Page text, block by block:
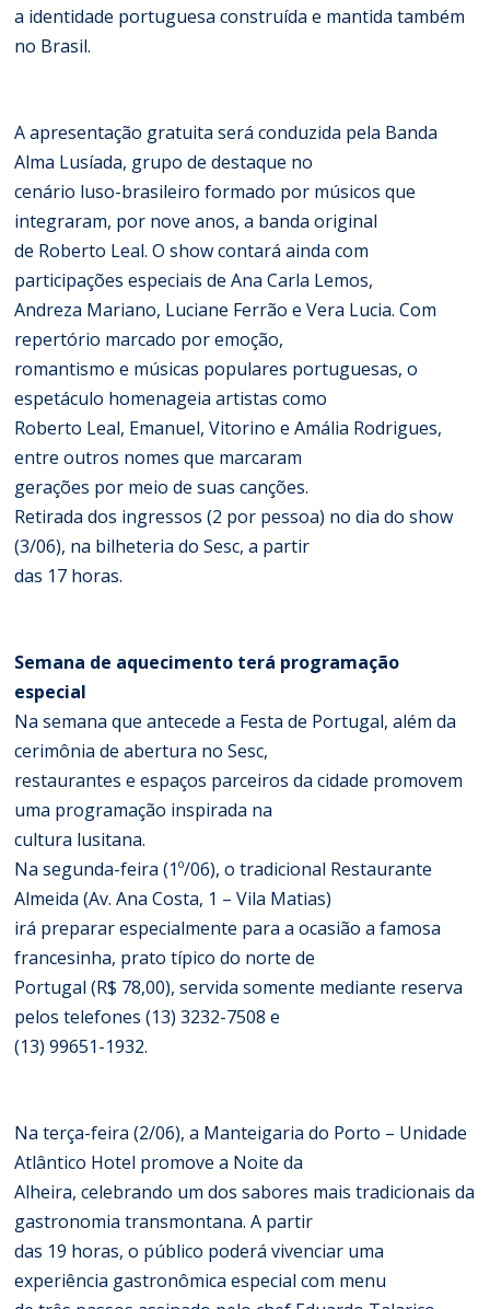
a identidade portuguesa construída e mantida também
no Brasil.
A apresentação gratuita será conduzida pela Banda
Alma Lusíada, grupo de destaque no
cenário luso-brasileiro formado por músicos que
integraram, por nove anos, a banda original
de Roberto Leal. O show contará ainda com
participações especiais de Ana Carla Lemos,
Andreza Mariano, Luciane Ferrão e Vera Lucia. Com
repertório marcado por emoção,
romantismo e músicas populares portuguesas, o
espetáculo homenageia artistas como
Roberto Leal, Emanuel, Vitorino e Amália Rodrigues,
entre outros nomes que marcaram
gerações por meio de suas canções.
Retirada dos ingressos (2 por pessoa) no dia do show
(3/06), na bilheteria do Sesc, a partir
das 17 horas.
Semana de aquecimento terá programação
especial
Na semana que antecede a Festa de Portugal, além da
cerimônia de abertura no Sesc,
restaurantes e espaços parceiros da cidade promovem
uma programação inspirada na
cultura lusitana.
Na segunda-feira (1º/06), o tradicional Restaurante
Almeida (Av. Ana Costa, 1 – Vila Matias)
irá preparar especialmente para a ocasião a famosa
francesinha, prato típico do norte de
Portugal (R$ 78,00), servida somente mediante reserva
pelos telefones (13) 3232-7508 e
(13) 99651-1932.
Na terça-feira (2/06), a Manteigaria do Porto – Unidade
Atlântico Hotel promove a Noite da
Alheira, celebrando um dos sabores mais tradicionais da
gastronomia transmontana. A partir
das 19 horas, o público poderá vivenciar uma
experiência gastronômica especial com menu